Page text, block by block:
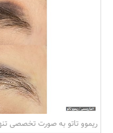
ریموو تاتو به صورت تخصصی